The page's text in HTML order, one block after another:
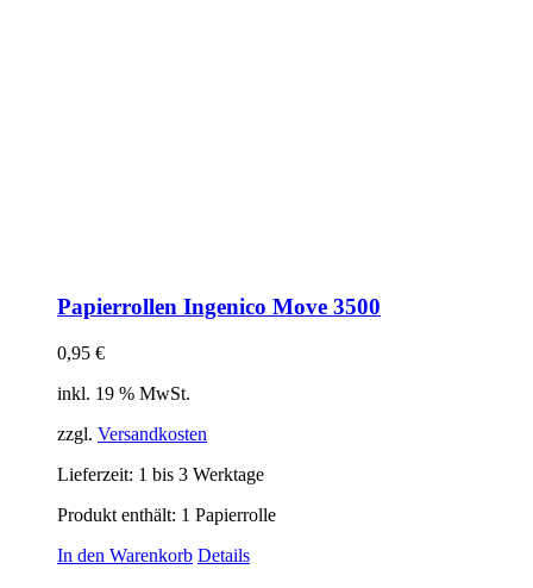
Papierrollen Ingenico Move 3500
0,95 €
inkl. 19 % MwSt.
zzgl. Versandkosten
Lieferzeit: 1 bis 3 Werktage
Produkt enthält: 1 Papierrolle
In den Warenkorb Details